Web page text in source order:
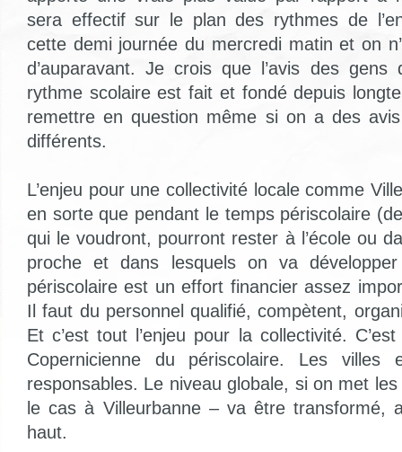
sera effectif sur le plan des rythmes de
cette demi journée du mercredi matin et on
d’auparavant. Je crois que l’avis des
rythme scolaire est fait et fondé depuis
remettre en question même si on a des
différents.
L’enjeu pour une collectivité locale comme
en sorte que pendant le temps périscolaire
qui le voudront, pourront rester à l’école ou
proche et dans lesquels on va
périscolaire est un effort financier assez
Il faut du personnel qualifié, compètent,
Et c’est tout l’enjeu pour la collectivité.
Copernicienne du périscolaire. Les villes
responsables. Le niveau globale, si on met
le cas à Villeurbanne – va être transformé,
haut.